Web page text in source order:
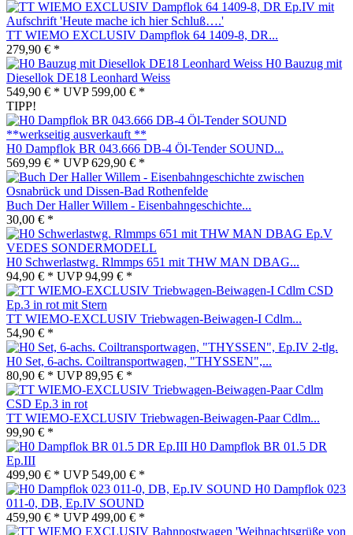
TT WIEMO EXCLUSIV Dampflok 64 1409-8, DR...
279,90 € *
H0 Bauzug mit
Diesellok DE18 Leonhard Weiss
549,90 € * UVP 599,00 € *
TIPP!
H0 Dampflok BR 043.666 DB-4 Öl-Tender SOUND...
569,99 € * UVP629,90 € *
Buch Der Haller Willem - Eisenbahngeschichte...
30,00 € *
H0 Schwerlastwg. Rlmmps 651 mit THW MAN DBAG...
94,90 € * UVP94,99 € *
TT WIEMO-EXCLUSIV Triebwagen-Beiwagen-I Cdlm...
54,90 € *
H0 Set, 6-achs. Coiltransportwagen, "THYSSEN",...
80,90 € * UVP89,95 € *
TT WIEMO-EXCLUSIV Triebwagen-Beiwagen-Paar Cdlm...
99,90 € *
H0 Dampflok BR 01.5 DR
Ep.III
499,90 € * UVP 549,00 € *
H0 Dampflok 023
011-0, DB, Ep.IV SOUND
459,90 € * UVP499,00 € *